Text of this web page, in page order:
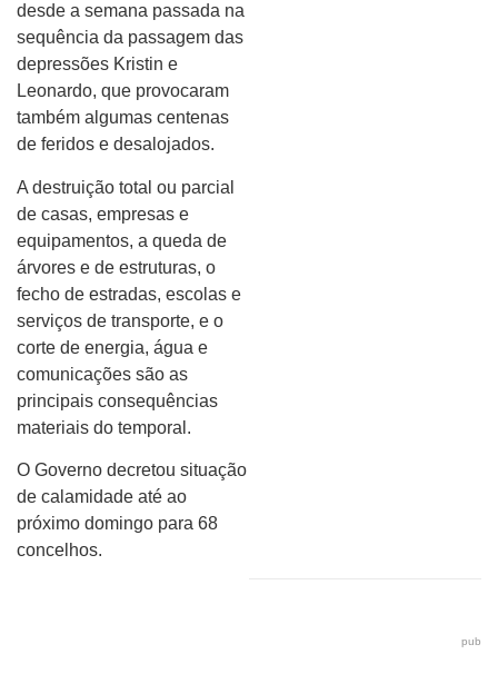
desde a semana passada na
sequência da passagem das
depressões Kristin e
Leonardo, que provocaram
também algumas centenas
de feridos e desalojados.
A destruição total ou parcial
de casas, empresas e
equipamentos, a queda de
árvores e de estruturas, o
fecho de estradas, escolas e
serviços de transporte, e o
corte de energia, água e
comunicações são as
principais consequências
materiais do temporal.
O Governo decretou situação
de calamidade até ao
próximo domingo para 68
concelhos.
pub